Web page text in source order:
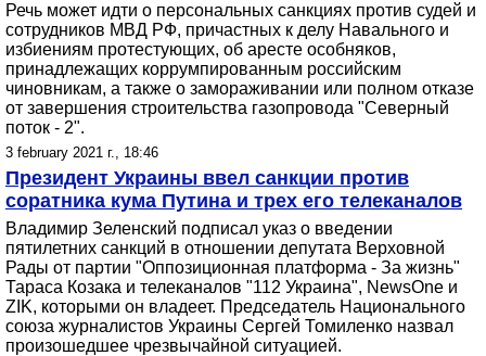
Речь может идти о персональных санкциях против судей и
сотрудников МВД РФ, причастных к делу Навального и
избиениям протестующих, об аресте особняков,
принадлежащих коррумпированным российским
чиновникам, а также о замораживании или полном отказе
от завершения строительства газопровода "Северный
поток - 2".
3 february 2021 г., 18:46
Президент Украины ввел санкции против
соратника кума Путина и трех его телеканалов
Владимир Зеленский подписал указ о введении
пятилетних санкций в отношении депутата Верховной
Рады от партии "Оппозиционная платформа - За жизнь"
Тараса Козака и телеканалов "112 Украина", NewsOne и
ZIK, которыми он владеет. Председатель Национального
союза журналистов Украины Сергей Томиленко назвал
произошедшее чрезвычайной ситуацией.